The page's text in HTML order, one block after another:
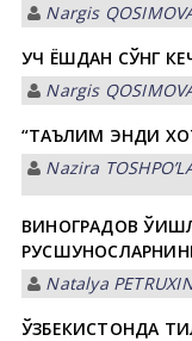
Nargis
УЧ ЁШДАН СЎНГ
Nargis
“ТАЪЛИМ ЭНДИ
Nazira
ВИНОГРАДОВ
Natalya
ЎЗБЕКИСТОНДА